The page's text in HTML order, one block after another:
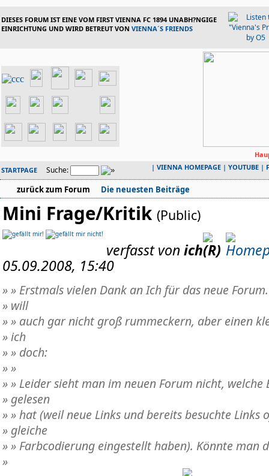
DIESES FORUM IST EINE VOM FIRST VIENNA FC 1894 UNABH?NGIGE
EINRICHTUNG UND WIRD BETREUT VON VIENNA´S FRIENDS
STARTPAGE
Suche: | VIENNA HOMEPAGE | YOUTUBE |
zurück zum Forum Die neuesten Beiträge
Mini Frage/Kritik (Public)
verfasst vonich
05.09.2008, 15:40
» » Erstmals vielen Dank an Ich für das neue
» will
» » auch gar nicht groß rummeckern, aber einen
» ich
» » doch:
» »
» » Leider sieht man im neuen Forum nicht,
» gelesen
» » hat (weil neue Links und bereits besuchte Links
» gleiche
» » Farbcodierung eingestellt haben). Könnte man
»